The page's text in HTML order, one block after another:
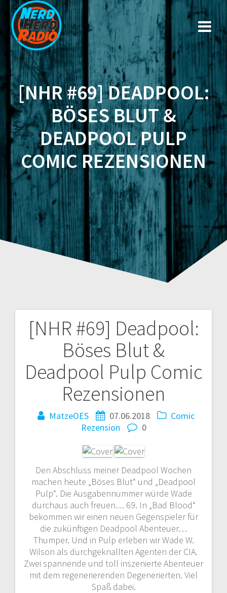
Zum
Inhalt
springen
[NHR #69] DEADPOOL:
BÖSES BLUT &
DEADPOOL PULP
COMIC REZENSIONEN
[NHR #69] Deadpool:
Böses Blut &
Deadpool Pulp Comic
Rezensionen
MatzeOES 07.06.2018
Comic
Rezension
0
Den Abschluss meiner Deadpool Wochen
machen heute „Böses Blut“ und „Deadpool
Pulp“. Die Ausgabennummer würde Wade
durchaus auch freuen… 69. In „Bad Blood“
bekommen wir einen neuen Gegenspieler für
die zukünftigen Deadpool Abenteuer…
Thumper. Und in Pulp erleben wir Wade W.
Wilson als durchgeknallten Agenten der CIA.
Zwei spannende und toll inszenierte Abenteuer
mit dem regenerierenden Degenerierten. Viel
Spaß dabei.
Beitragsnavigation